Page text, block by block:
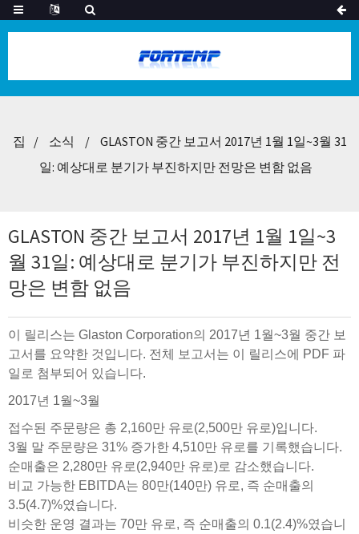
집 소식
GLASTON 중간 보고서 2017년 1월 1일~3월 31
일: 예상대로 분기가 부진하지만 전망은 변함 없음
GLASTON 중간 보고서 2017년 1월 1일~3
월 31일: 예상대로 분기가 부진하지만 전
망은 변함 없음
이 릴리스는 Glaston Corporation의 2017년 1월~3월 중간 보
고서를 요약한 것입니다. 전체 보고서는 이 릴리스에 PDF 파
일로 첨부되어 있습니다.
2017년 1월~3월
접수된 주문량은 총 2,160만 유로(2,500만 유로)입니다.
3월 말 주문량은 31% 증가한 4,510만 유로를 기록했습니다.
순매출은 2,280만 유로(2,940만 유로)로 감소했습니다.
비교 가능한 EBITDA는 80만(140만) 유로, 즉 순매출의
3.5(4.7)%였습니다.
비슷한 운영 결과는 70만 유로, 즉 순매출의 0.1(2.4)%였습니